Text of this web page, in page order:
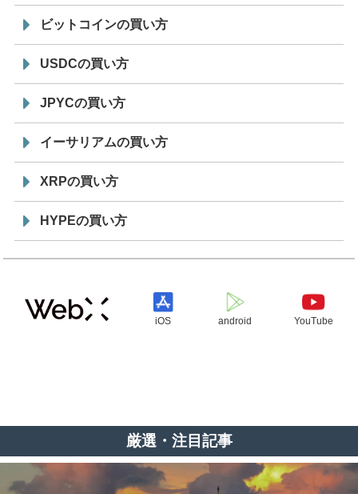
ビットコインの買い方
USDCの買い方
JPYCの買い方
イーサリアムの買い方
XRPの買い方
HYPEの買い方
iOS android YouTube
厳選・注目記事